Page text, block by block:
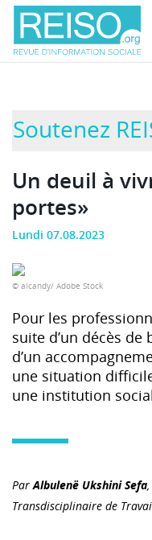
Soutenez
Un deuil à
portes»
Lundi 07.08.2023
© aicandy/ Adobe Stock
Pour les
suite d’un décès
d’un
une situation
une institution
ParAlbulenë Ukshini Sefa
Transdisciplinaire de